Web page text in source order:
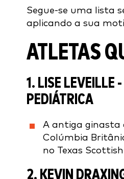
Segue-se uma lista
aplicando a sua
ATLETAS
1. LISE LEVEILLE
PEDIÁTRICA
A antiga ginasta
Colúmbia
no Texas
2. KEVIN